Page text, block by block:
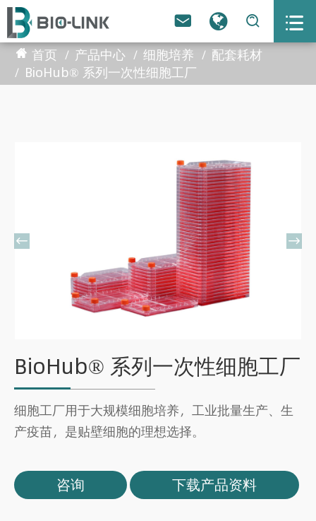
  
首页 产品中心 细胞培养
配套耗材
BioHub® 系列一次性细胞工厂
 
BioHub® 系列一次性细胞工厂
细胞工厂用于大规模细胞培养，工业批量生产、生
产疫苗，是贴壁细胞的理想选择。
咨询 下载产品资料